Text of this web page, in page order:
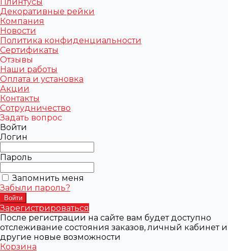
Декоративные рейки
Компания
Новости
Политика конфиденциальности
Сертификаты
Отзывы
Наши работы
Оплата и установка
Акции
Контакты
Сотрудничество
Задать вопрос
Войти
Логин
Пароль
Запомнить меня
Забыли пароль?
Зарегистрироваться
После регистрации на сайте вам будет доступно
отслеживание состояния заказов, личный кабинет и
другие новые возможности
Корзина